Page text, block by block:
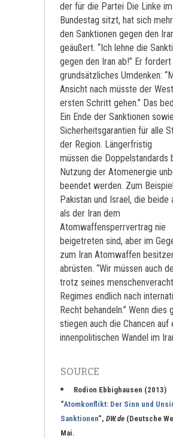
der für die Partei Die Linke im
Bundestag sitzt, hat sich
den Sanktionen gegen den
geäußert. “Ich lehne die
gegen den Iran ab!” Er fordert
grundsätzliches Umdenken:
Ansicht nach müsste der
ersten Schritt gehen.” Das
Ein Ende der Sanktionen sowie
Sicherheitsgarantien für alle
der Region. Längerfristig
müssen die Doppelstandards
Nutzung der Atomenergie
beendet werden. Zum
Pakistan und Israel, die beide
als der Iran dem
Atomwaffensperrvertrag nie
beigetreten sind, aber im
zum Iran Atomwaffen
abrüsten. “Wir müssen auch
trotz seines
Regimes endlich nach
Recht behandeln.” Wenn dies
stiegen auch die Chancen auf
innenpolitischen Wandel im
SOURCE
Rodion Ebbighausen (2013)
“Atomkonflikt: Der Sinn und
Sanktionen“, DW.de (Deutsche
Mai.